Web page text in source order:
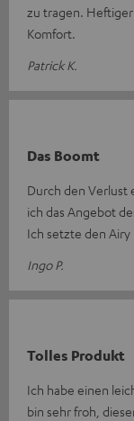
zu tragen.
Komfort.
Patrick K.
Das Boomt
Durch den Verlust
ich das Angebot
Ich setzte den Airy
Ingo P.
Tolles Produkt
Ich habe einen
bin sehr froh,